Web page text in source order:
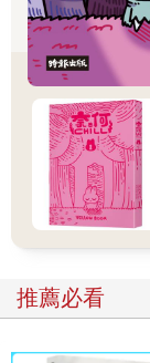
「醫生都說了，
就會有什麼醫療
陳媽媽一聽到醫
程技術，搞不好
陳鈞浩依舊冷淡
眼睛呢？他們能
陳爸爸聽到這裡
了足球，難道就
「陳日昇你幹麼
緊拉著他的手，
然而陳爸爸情緒
會努力做些什麼
「窩囊廢」這三個
推薦必看